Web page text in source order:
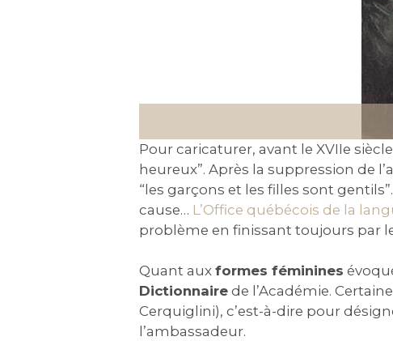
Pour caricaturer, avant le XVIIe
heureux”. Après la suppression de
“les garçons et les filles sont
cause… L’Office québécois de la
problème en finissant toujours par
Quant aux formes féminines
Dictionnaire de l’Académie.
Cerquiglini), c’est-à-dire pour
l’ambassadeur.